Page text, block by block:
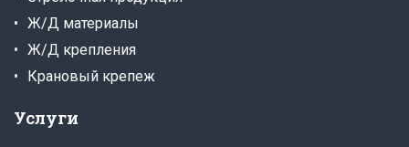
Услуги
Ж/Д материалы
Ж/Д крепления
Крановый крепеж